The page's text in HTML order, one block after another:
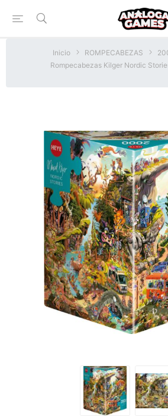
Inicio ROMPECABEZAS
Rompecabezas Kilger Nordic